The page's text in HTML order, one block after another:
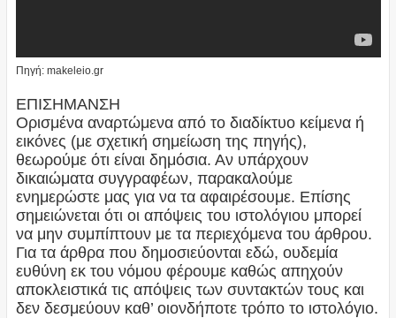
Πηγή: makeleio.gr
ΕΠΙΣΗΜΑΝΣΗ
Ορισμένα αναρτώμενα από το διαδίκτυο κείμενα ή
εικόνες (με σχετική σημείωση της πηγής),
θεωρούμε ότι είναι δημόσια. Αν υπάρχουν
δικαιώματα συγγραφέων, παρακαλούμε
ενημερώστε μας για να τα αφαιρέσουμε. Επίσης
σημειώνεται ότι οι απόψεις του ιστολόγιου μπορεί
να μην συμπίπτουν με τα περιεχόμενα του άρθρου.
Για τα άρθρα που δημοσιεύονται εδώ, ουδεμία
ευθύνη εκ του νόμου φέρουμε καθώς απηχούν
αποκλειστικά τις απόψεις των συντακτών τους και
δεν δεσμεύουν καθ’ οιονδήποτε τρόπο το ιστολόγιο.